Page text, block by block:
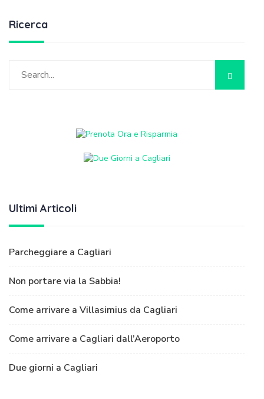
Ricerca
Ultimi Articoli
Parcheggiare a Cagliari
Non portare via la Sabbia!
Come arrivare a Villasimius da Cagliari
Come arrivare a Cagliari dall’Aeroporto
Due giorni a Cagliari